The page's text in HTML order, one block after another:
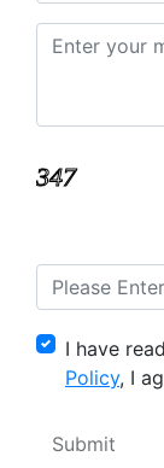
I have
Policy, I